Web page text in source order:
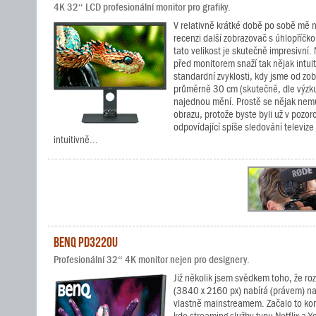
4K 32“ LCD profesionální monitor pro grafiky.
V relativně krátké době po sobě mě
recenzi další zobrazovač s
tato velikost je skutečně impresivní.
před monitorem snaží tak nějak
standardní zvyklosti, kdy jsme od
průměrně 30 cm (skutečně, dle
najednou mění. Prostě se nějak
obrazu, protože byste byli už v
odpovídající spíše sledování
intuitivně...
BenQ PD3220U
Profesionální 32“ 4K monitor nejen pro designery.
Již několik jsem svědkem toho, že
(3840 x 2160 px) nabírá (právem)
vlastně mainstreamem. Začalo to